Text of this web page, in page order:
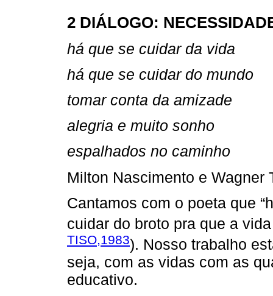
2 DIÁLOGO:
há que se cuidar da vida
há que se cuidar do mundo
tomar conta da amizade
alegria e muito sonho
espalhados no caminho
Milton Nascimento e Wagner
Cantamos com o poeta que
cuidar do broto pra que a
TISO,1983). Nosso trabalho
seja, com as vidas com as
educativo.